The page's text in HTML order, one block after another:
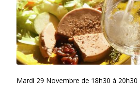
Mardi 29 Novembre de 18h30 à 20h30